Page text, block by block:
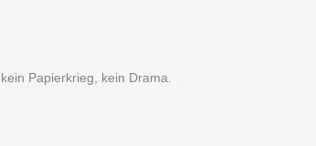
Papierkrieg, kein Drama.